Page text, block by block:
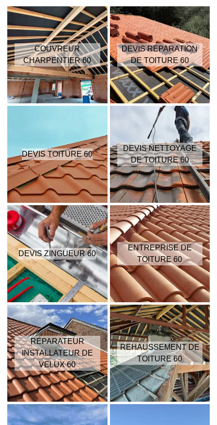
COUVREUR
CHARPENTIER 60
DEVIS RÉPARATION
DE TOITURE 60
DEVIS TOITURE 60
DEVIS NETTOYAGE
DE TOITURE 60
DEVIS ZINGUEUR 60
ENTREPRISE DE
TOITURE 60
RÉPARATEUR
INSTALLATEUR DE
VELUX 60
REHAUSSEMENT DE
TOITURE 60